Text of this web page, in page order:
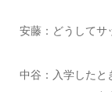
安藤：どうしてサ
中谷：入学したと